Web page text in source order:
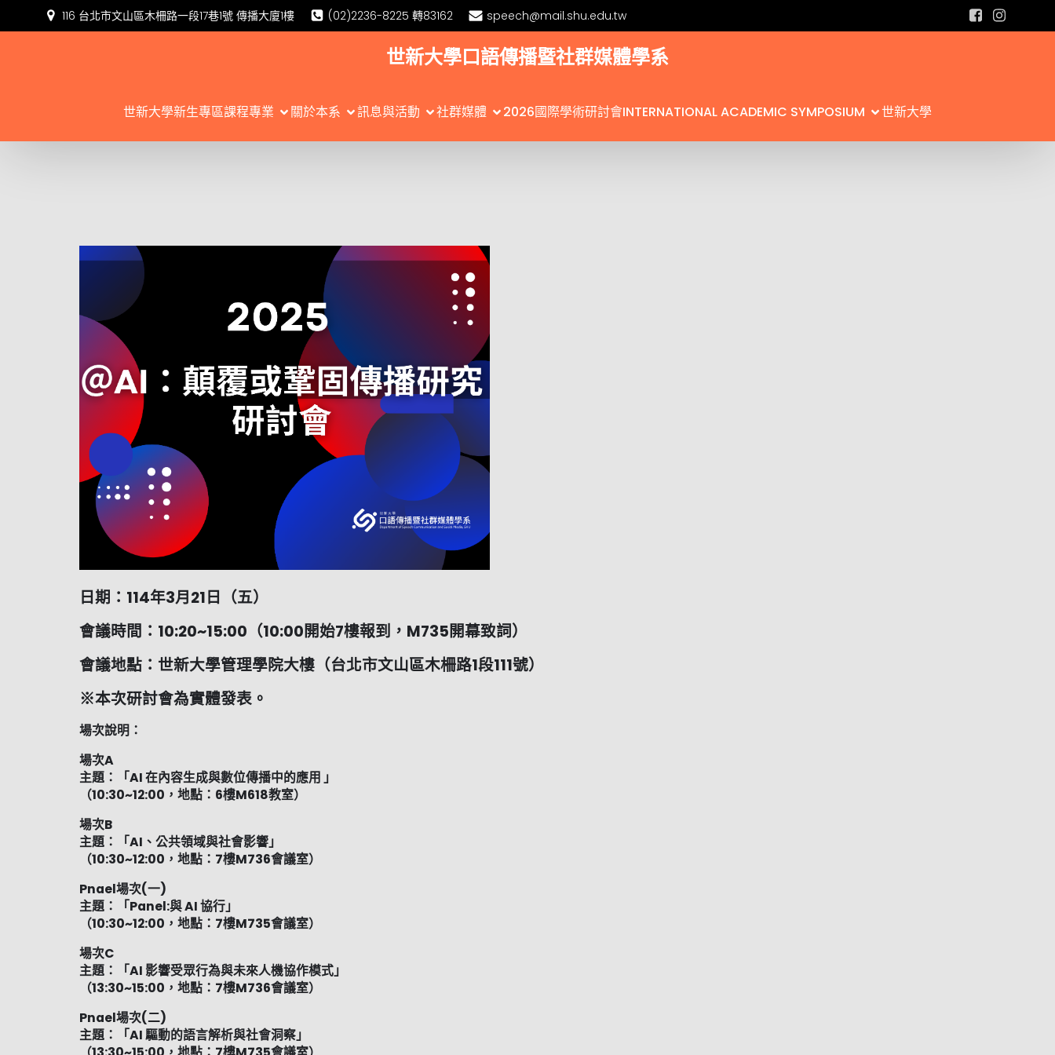
116 台北市文山區木柵路一段17巷1號 傳播大廈1樓 (02)2236-8225 轉83162 speech@mail.shu.edu.tw
世新大學口語傳播暨社群媒體學系
世新大學新生專區課程專業 關於本系 訊息與活動 社群媒體 2026國際學術研討會INTERNATIONAL ACADEMIC SYMPOSIUM 世新大學
日期：114年3月21日（五）
會議時間：10:20~15:00（10:00開始7樓報到，M735開幕致詞）
會議地點：世新大學管理學院大樓（台北市文山區木柵路1段111號）
※本次研討會為實體發表。
場次說明：
場次A
主題：「AI 在內容生成與數位傳播中的應用 」
（10:30~12:00，地點：6樓M618教室）
場次B
主題：「AI、公共領域與社會影響」
（10:30~12:00，地點：7樓M736會議室）
Pnael場次(一)
主題：「Panel:與 AI 協行」
（10:30~12:00，地點：7樓M735會議室）
場次C
主題：「AI 影響受眾行為與未來人機協作模式」
（13:30~15:00，地點：7樓M736會議室）
Pnael場次(二)
主題：「AI 驅動的語言解析與社會洞察」